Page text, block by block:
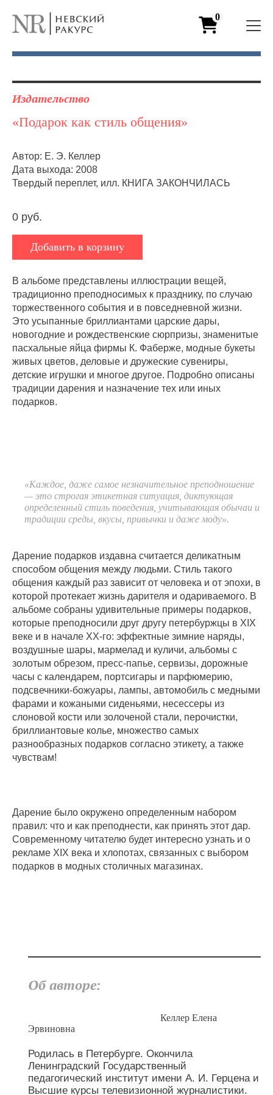
0
Издательство
«Подарок как стиль общения»
Автор: Е. Э. Келлер
Дата выхода: 2008
Твердый переплет, илл. КНИГА ЗАКОНЧИЛАСЬ
0 руб.
Добавить в корзину
В альбоме представлены иллюстрации вещей,
традиционно преподносимых к празднику, по случаю
торжественного события и в повседневной жизни.
Это усыпанные бриллиантами царские дары,
новогодние и рождественские сюрпризы, знаменитые
пасхальные яйца фирмы К. Фаберже, модные букеты
живых цветов, деловые и дружеские сувениры,
детские игрушки и многое другое. Подробно описаны
традиции дарения и назначение тех или иных
подарков.
«Каждое, даже самое незначительное преподношение
— это строгая этикетная ситуация, диктующая
определенный стиль поведения, учитывающая обычаи и
традиции среды, вкусы, привычки и даже моду».
Дарение подарков издавна считается деликатным
способом общения между людьми. Стиль такого
общения каждый раз зависит от человека и от эпохи, в
которой протекает жизнь дарителя и одариваемого. В
альбоме собраны удивительные примеры подарков,
которые преподносили друг другу петербуржцы в XIX
веке и в начале XX-го: эффектные зимние наряды,
воздушные шары, мармелад и куличи, альбомы с
золотым обрезом, пресс-папье, сервизы, дорожные
часы с календарем, портсигары и парфюмерию,
подсвечники-божуары, лампы, автомобиль с медными
фарами и кожаными сиденьями, несессеры из
слоновой кости или золоченой стали, перочистки,
бриллиантовые колье, множество самых
разнообразных подарков согласно этикету, а также
чувствам!
Дарение было окружено определенным набором
правил: что и как преподнести, как принять этот дар.
Современному читателю будет интересно узнать и о
рекламе XIX века и хлопотах, связанных с выбором
подарков в модных столичных магазинах.
Об авторе:
Келлер Елена
Эрвиновна
Родилась в Петербурге. Окончила
Ленинградский Государственный
педагогический институт имени А. И. Герцена и
Высшие курсы телевизионной журналистики.